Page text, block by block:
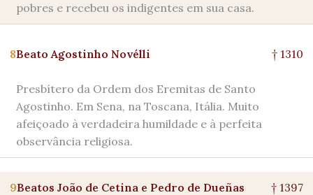
pobres e recebeu os indigentes em sua casa.
8Beato Agostinho Novélli
Presbítero da Ordem dos Eremitas de Santo
Agostinho. Em Sena, na Toscana, Itália. Muito
afeiçoado à verdadeira humildade e à perfeita
observância religiosa.
† 1310
9Beatos João de Cetina e Pedro de Dueñas † 1397